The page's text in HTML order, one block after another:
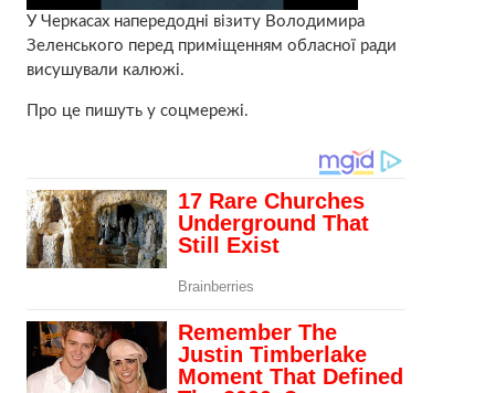
У Черкасах напередодні візиту Володимира
Зеленського перед приміщенням обласної ради
висушували калюжі.
Про це пишуть у соцмережі.